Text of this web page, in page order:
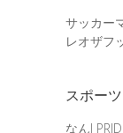
サッカー
レオザフ
スポーツ
なんJ